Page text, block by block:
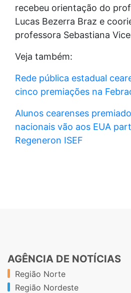
recebeu orientação do
Lucas Bezerra Braz e
professora Sebastiana
Veja também:
Rede pública estadual
cinco premiações na
Alunos cearenses
nacionais vão aos EUA
Regeneron ISEF
AGÊNCIA DE NOTÍCIAS
Região Norte
Região Nordeste